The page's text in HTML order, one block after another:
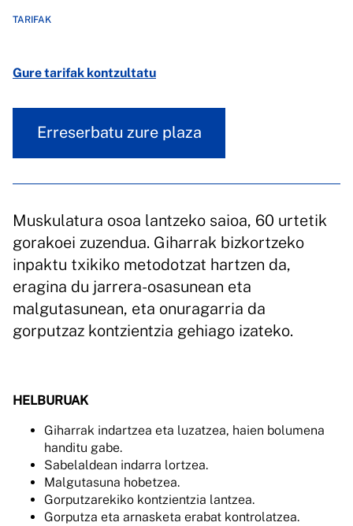
TARIFAK
Gure tarifak kontzultatu
Erreserbatu zure plaza
Muskulatura osoa lantzeko saioa, 60 urtetik
gorakoei zuzendua. Giharrak bizkortzeko
inpaktu txikiko metodotzat hartzen da,
eragina du jarrera-osasunean eta
malgutasunean, eta onuragarria da
gorputzaz kontzientzia gehiago izateko.
HELBURUAK
Giharrak indartzea eta luzatzea, haien bolumena
handitu gabe.
Sabelaldean indarra lortzea.
Malgutasuna hobetzea.
Gorputzarekiko kontzientzia lantzea.
Gorputza eta arnasketa erabat kontrolatzea.